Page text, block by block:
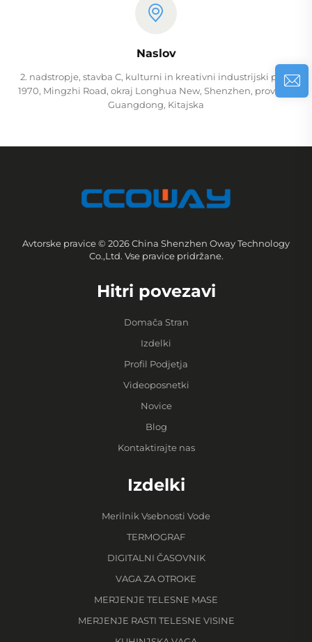
Naslov
2. nadstropje, stavba C, kulturni in kreativni industrijski park
1970, Mingzhi Road, okraj Longhua New, Shenzhen, provinca
Guangdong, Kitajska
Avtorske pravice © 2026 China Shenzhen Oway Technology
Co.,Ltd. Vse pravice pridržane.
Hitri povezavi
Domača Stran
Izdelki
Profil Podjetja
Videoposnetki
Novice
Blog
Kontaktirajte nas
Izdelki
Merilnik Vsebnosti Vode
TERMOGRAF
DIGITALNI ČASOVNIK
VAGA ZA OTROKE
MERJENJE TELESNE MASE
MERJENJE RASTI TELESNE VISINE